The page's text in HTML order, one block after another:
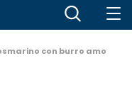
con burro amo